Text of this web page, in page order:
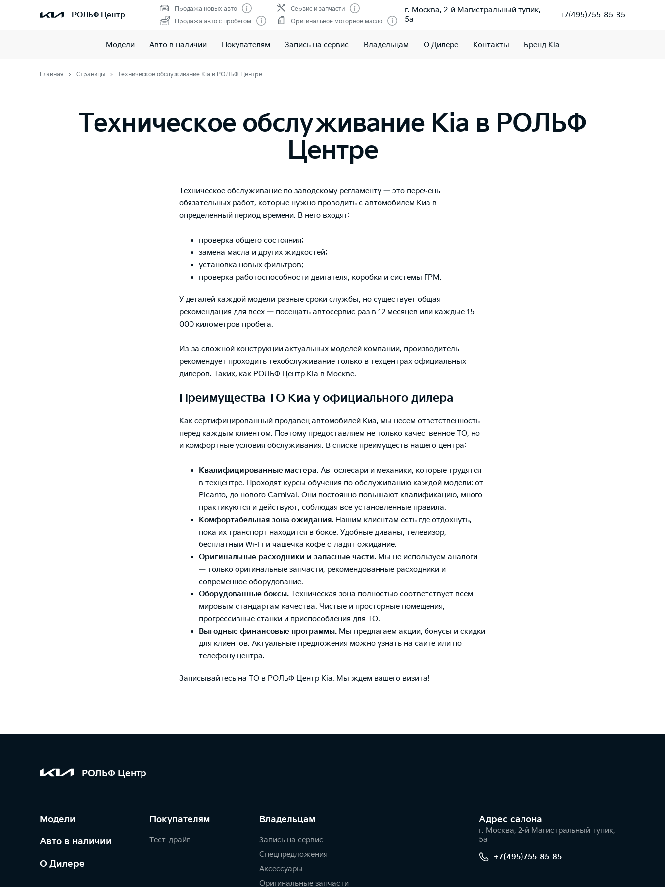
РОЛЬФ Центр
Продажа новых авто
Продажа авто с пробегом
Сервис и запчасти
Оригинальное моторное масло
г. Москва, 2-й Магистральный тупик,
5а
+7(495)755-85-85
Модели Авто в наличии Покупателям Запись на сервис Владельцам О Дилере Контакты Бренд Kia
Главная Страницы Техническое обслуживание Kia в РОЛЬФ Центре
Техническое обслуживание Kia в РОЛЬФ
Центре
Техническое обслуживание по заводскому регламенту — это перечень
обязательных работ, которые нужно проводить с автомобилем Киа в
определенный период времени. В него входят:
проверка общего состояния;
замена масла и других жидкостей;
установка новых фильтров;
проверка работоспособности двигателя, коробки и системы ГРМ.
У деталей каждой модели разные сроки службы, но существует общая
рекомендация для всех — посещать автосервис раз в 12 месяцев или каждые 15
000 километров пробега.
Из-за сложной конструкции актуальных моделей компании, производитель
рекомендует проходить техобслуживание только в техцентрах официальных
дилеров. Таких, как РОЛЬФ Центр Kia в Москве.
Преимущества ТО Киа у официального дилера
Как сертифицированный продавец автомобилей Киа, мы несем ответственность
перед каждым клиентом. Поэтому предоставляем не только качественное ТО, но
и комфортные условия обслуживания. В списке преимуществ нашего центра:
Квалифицированные мастера. Автослесари и механики, которые трудятся
в техцентре. Проходят курсы обучения по обслуживанию каждой модели: от
Picanto, до нового Carnival. Они постоянно повышают квалификацию, много
практикуются и действуют, соблюдая все установленные правила.
Комфортабельная зона ожидания. Нашим клиентам есть где отдохнуть,
пока их транспорт находится в боксе. Удобные диваны, телевизор,
бесплатный Wi-Fi и чашечка кофе сгладят ожидание.
Оригинальные расходники и запасные части. Мы не используем аналоги
— только оригинальные запчасти, рекомендованные расходники и
современное оборудование.
Оборудованные боксы. Техническая зона полностью соответствует всем
мировым стандартам качества. Чистые и просторные помещения,
прогрессивные станки и приспособления для ТО.
Выгодные финансовые программы. Мы предлагаем акции, бонусы и скидки
для клиентов. Актуальные предложения можно узнать на сайте или по
телефону центра.
Записывайтесь на ТО в РОЛЬФ Центр Kia. Мы ждем вашего визита!
РОЛЬФ Центр
Модели
Авто в наличии
О Дилере
Покупателям
Тест-драйв
Владельцам
Запись на сервис
Спецпредложения
Аксессуары
Оригинальные запчасти
Адрес салонa
г. Москва, 2-й Магистральный тупик,
5а
+7(495)755-85-85